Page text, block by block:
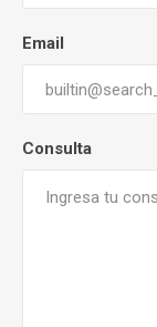
Email
Consulta